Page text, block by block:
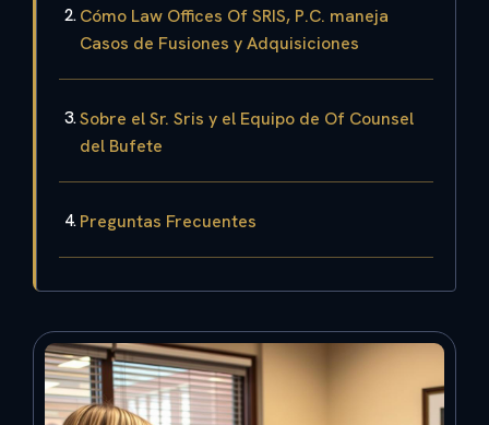
Cómo Law Offices Of SRIS, P.C. maneja
Casos de Fusiones y Adquisiciones
Sobre el Sr. Sris y el Equipo de Of Counsel
del Bufete
Preguntas Frecuentes